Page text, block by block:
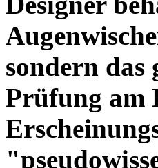
sondern
Prüfung am